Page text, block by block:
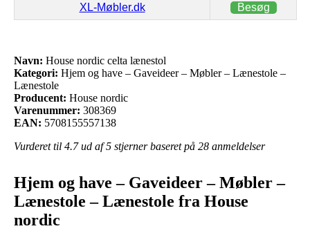
XL-Møbler.dk Besøg
Navn: House nordic celta lænestol
Kategori: Hjem og have – Gaveideer – Møbler – Lænestole –
Lænestole
Producent: House nordic
Varenummer: 308369
EAN: 5708155557138
Vurderet til 4.7ud af 5 stjerner baseret på 28 anmeldelser
Hjem og have – Gaveideer – Møbler –
Lænestole – Lænestole fra House
nordic